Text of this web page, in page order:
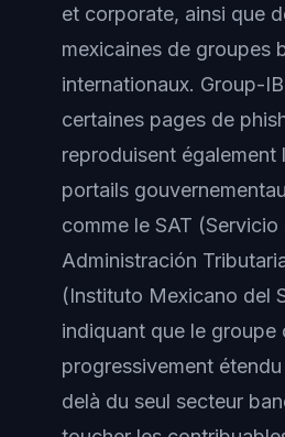
et corporate, ainsi que
mexicaines de groupes
internationaux. Group-
certaines pages de
reproduisent également
portails
comme le SAT (Servicio
Administración
(Instituto Mexicano del
indiquant que le groupe
progressivement
delà du seul secteur